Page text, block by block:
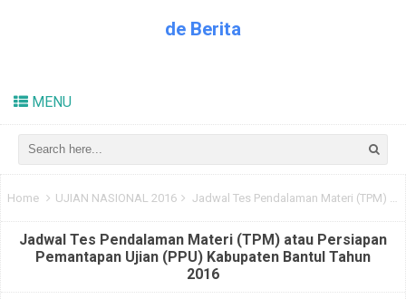
de Berita
MENU
Home UJIAN NASIONAL 2016 Jadwal Tes Pendalaman Materi (TPM) atau Persiapan Pemantapan Ujian (PPU) Kabupaten Bantul Tahun 2016
Jadwal Tes Pendalaman Materi (TPM) atau Persiapan
Pemantapan Ujian (PPU) Kabupaten Bantul Tahun
2016